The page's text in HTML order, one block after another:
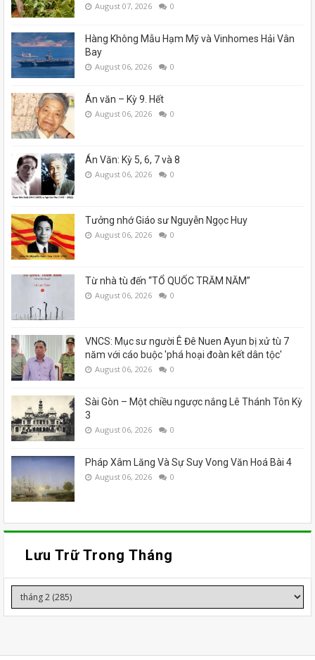
August 07, 2026 0
Hàng Không Mẫu Hạm Mỹ và Vinhomes Hải Vân
Bay
August 06, 2026 0
Án văn – Kỳ 9. Hết
August 06, 2026 0
Án Văn: Kỳ 5, 6, 7 và 8
August 06, 2026 0
Tưởng nhớ Giáo sư Nguyễn Ngọc Huy
August 06, 2026 0
Từ nhà tù đến “TỔ QUỐC TRĂM NĂM”
August 06, 2026 0
VNCS: Mục sư người Ê Đê Nuen Ayun bị xử tù 7
năm với cáo buộc 'phá hoại đoàn kết dân tộc'
August 06, 2026 0
Sài Gòn – Một chiều ngược nắng Lê Thánh Tôn Kỳ
3
August 06, 2026 0
Pháp Xâm Lăng Và Sự Suy Vong Văn Hoá Bài 4
August 06, 2026 0
Lưu Trữ Trong Tháng